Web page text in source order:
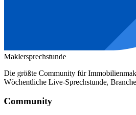
Maklersprechstunde
Die größte Community für
Wöchentliche Live-Sprechstunde,
Community